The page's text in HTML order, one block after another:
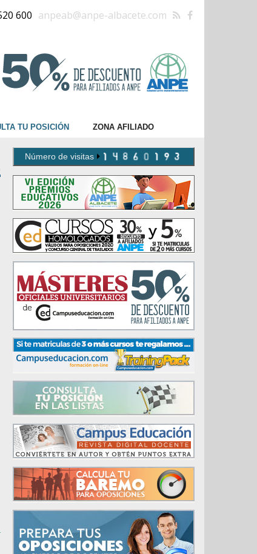
600 anpeab@anpe-albacete.com
TU POSICIÓN ZONA AFILIADO
Número de visitas